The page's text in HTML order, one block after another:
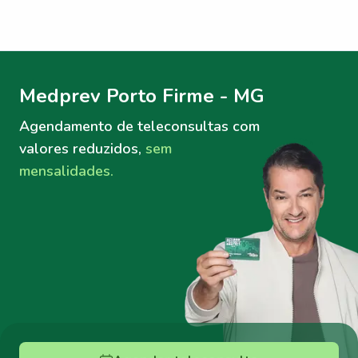
Medprev Porto Firme - MG
Agendamento de teleconsultas com
valores reduzidos, sem
mensalidades.